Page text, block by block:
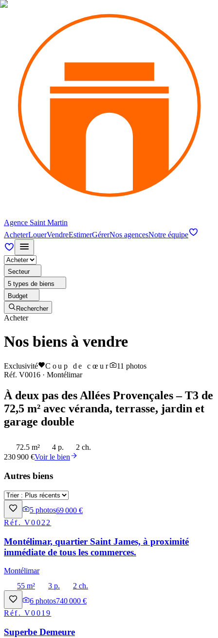
Agence Saint Martin
AcheterLouerVendreEstimerGérerNos agencesNotre équipe
Secteur
5 types de biens
Budget
Rechercher
Acheter
Nos biens à vendre
Exclusivité Coup de cœur 11 photos
Réf. V0016 · Montélimar
À deux pas des Allées Provençales – T3 de
72,5 m² avec véranda, terrasse, jardin et
garage double
72.5 m² 4 p.
2 ch.
230 900 €Voir le bien
Autres biens
5 photos69 000 €
Réf.V0022
Montélimar, quartier Saint James, à proximité
immédiate de tous les commerces.
Montélimar
55 m²
3 p.
2 ch.
6 photos740 000 €
Réf.V0019
Superbe Demeure